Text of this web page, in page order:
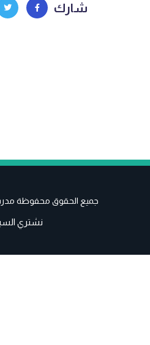
شارك
جميع الحقوق محفوظة مدرستي
نشتري